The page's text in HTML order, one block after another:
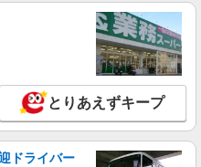
とりあえずキープ
ドライバー